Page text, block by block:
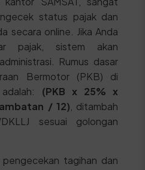
status pajak dan
secara online. Jika Anda
pajak, sistem akan
Rumus dasar
Bermotor (PKB) di
(PKB x 25% x
/ 12) , ditambah
sesuai golongan
pengecekan tagihan dan